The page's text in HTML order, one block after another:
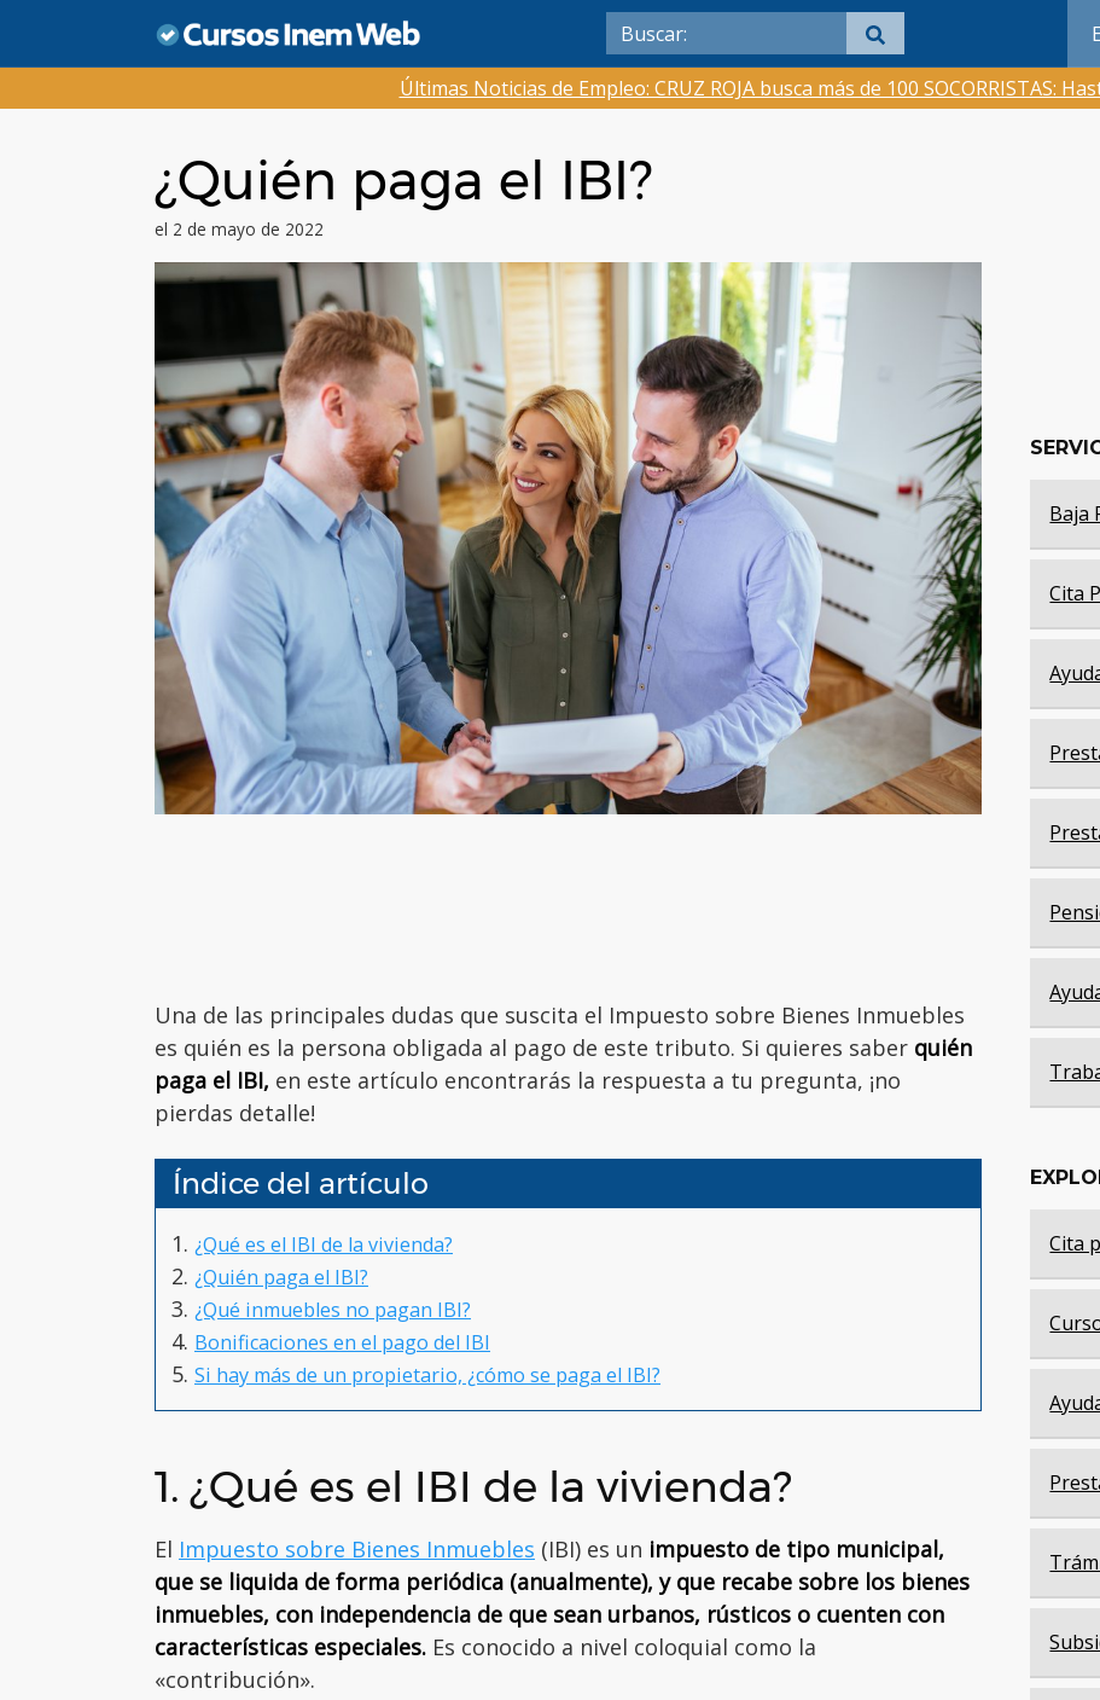
contenido
Últimas Noticias de Empleo: CRUZ ROJA busca más de 100 SOCORRISTAS:
¿Quién paga el IBI?
el 2 de mayo de 2022
Una de las principales dudas que suscita el Impuesto sobre Bienes Inmuebles
es quién es la persona obligada al pago de este tributo. Si quieres saber quién
paga el IBI, en este artículo encontrarás la respuesta a tu pregunta, ¡no
pierdas detalle!
Índice del artículo
¿Qué es el IBI de la vivienda?
¿Quién paga el IBI?
¿Qué inmuebles no pagan IBI?
Bonificaciones en el pago del IBI
Si hay más de un propietario, ¿cómo se paga el IBI?
1. ¿Qué es el IBI de la vivienda?
El Impuesto sobre Bienes Inmuebles (IBI) es un impuesto de tipo municipal,
que se liquida de forma periódica (anualmente), y que recabe sobre los bienes
inmuebles, con independencia de que sean urbanos, rústicos o cuenten con
características especiales. Es conocido a nivel coloquial como la
«contribución».
Baja
Cita
Cita